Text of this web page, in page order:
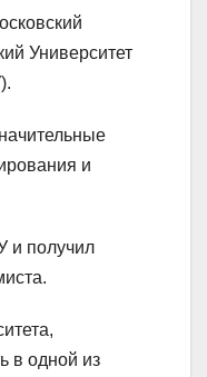
Университет
и
и получил
в одной из